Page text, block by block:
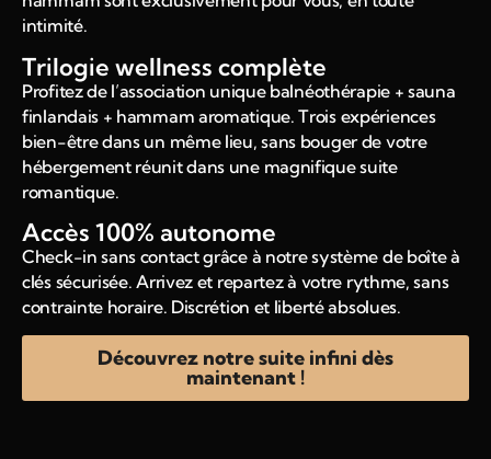
intimité.
Trilogie wellness complète
Profitez de l’association unique balnéothérapie + sauna
finlandais + hammam aromatique. Trois expériences
bien-être dans un même lieu, sans bouger de votre
hébergement réunit dans une magnifique suite
romantique.
Accès 100% autonome
Check-in sans contact grâce à notre système de boîte à
clés sécurisée. Arrivez et repartez à votre rythme, sans
contrainte horaire. Discrétion et liberté absolues.
Découvrez notre suite infini dès
maintenant !